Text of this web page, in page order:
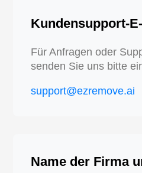
Kundensupport-
Für Anfragen oder
senden Sie uns bitte
support@ezremove.ai
Name der Firma